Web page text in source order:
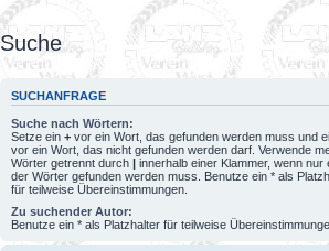
Suche
SUCHANFRAGE
Suche nach Wörtern:
Setze ein + vor ein Wort, das gefunden werden muss und
vor ein Wort, das nicht gefunden werden darf. Verwende
Wörter getrennt durch | innerhalb einer Klammer, wenn nur
der Wörter gefunden werden muss. Benutze ein * als
für teilweise Übereinstimmungen.
Zu suchender Autor:
Benutze ein * als Platzhalter für teilweise